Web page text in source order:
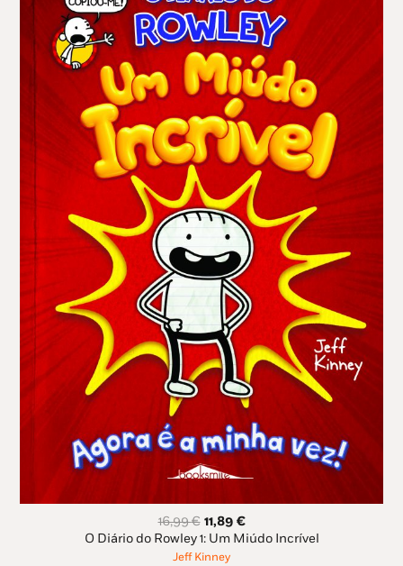
16,99€ O
preço
original
11,89 €O
preço
O Diário do Rowley 1: Um Miúdo Incrível
Jeff Kinney